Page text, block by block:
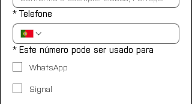
* Telefone
* Este número pode ser usado para
WhatsApp
Signal